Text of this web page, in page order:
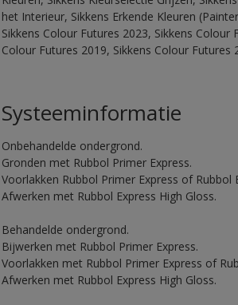
het Interieur, Sikkens Erkende Kleuren
Sikkens Colour Futures 2023, Sikkens
Colour Futures 2019, Sikkens Colour Futures
Systeeminformatie
Onbehandelde ondergrond.
Gronden met Rubbol Primer Express.
Voorlakken Rubbol Primer Express of Rubbol
Afwerken met Rubbol Express High Gloss.
Behandelde ondergrond.
Bijwerken met Rubbol Primer Express.
Voorlakken met Rubbol Primer Express of
Afwerken met Rubbol Express High Gloss.